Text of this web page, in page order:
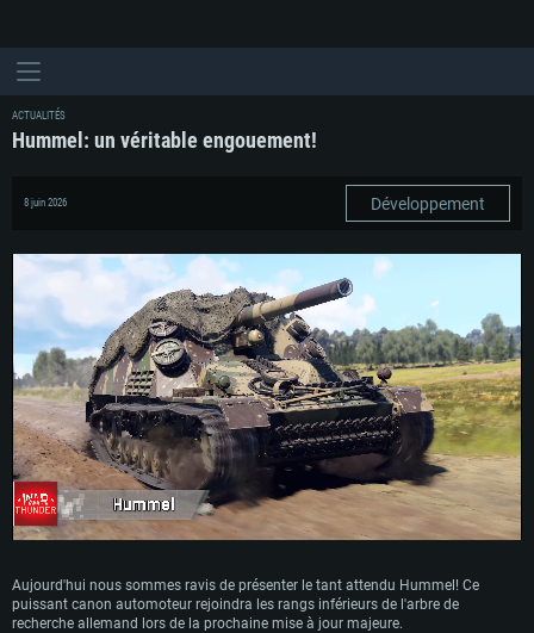
ACTUALITÉS
Hummel: un véritable engouement!
8 juin 2026 Développement
Aujourd'hui nous sommes ravis de présenter le tant attendu Hummel! Ce
puissant canon automoteur rejoindra les rangs inférieurs de l'arbre de
recherche allemand lors de la prochaine mise à jour majeure.